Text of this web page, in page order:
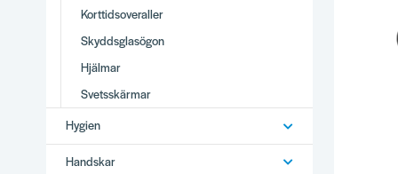
Korttidsoveraller
Skyddsglasögon
Hjälmar
Svetsskärmar
Hygien
Handskar